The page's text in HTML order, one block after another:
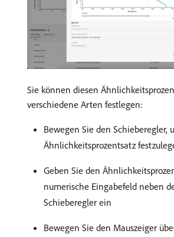
Sie können diesen
verschiedene Arten festlegen:
Bewegen Sie den Schieberegler,
Ähnlichkeitsprozentsatz
Geben Sie den
numerische Eingabefeld neben
Schieberegler ein
Bewegen Sie den Mauszeiger